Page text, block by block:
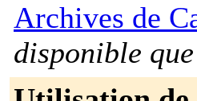
Archives de
disponible